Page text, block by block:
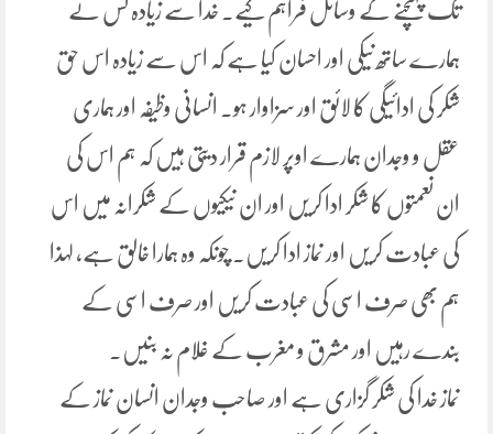
تک پہنچنے کے وسائل فراہم کیے۔ خدا سے زیادہ کس نے
ہمارے ساتھ نیکی اور احسان کیا ہے کہ اس سے زیادہ اس حق
شکر کی ادائیگی کا لائق اور سزاوار ہو۔ انسانی وظیفہ اور ہماری
عقل و وجدان ہمارے اوپر لازم قرار دیتی ہیں کہ ہم اس کی
ان نعمتوں کا شکر ادا کریں اور ان نیکیوں کے شکرانہ میں اس
کی عبادت کریں اور نماز ادا کریں۔ چونکہ وہ ہمارا خالق ہے، لہذا
ہم بھی صرف اسی کی عبادت کریں اور صرف اسی کے
بندے رہیں اور مشرق و مغرب کے غلام نہ بنیں۔
نماز خدا کی شکر گزاری ہے اور صاحب وجدان انسان نماز کے